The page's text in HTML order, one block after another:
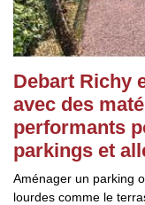
Debart Richy
avec des
performants
parkings et
Aménager un parking
lourdes comme le